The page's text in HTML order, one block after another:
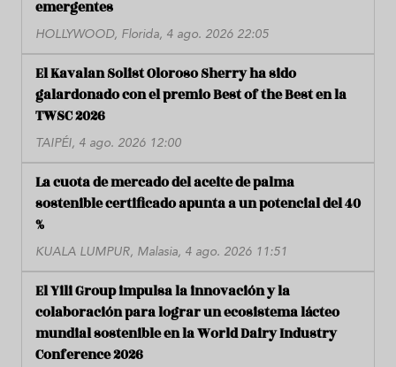
emergentes
HOLLYWOOD, Florida, 4 ago. 2026 22:05
El Kavalan Solist Oloroso Sherry ha sido
galardonado con el premio Best of the Best en la
TWSC 2026
TAIPÉI, 4 ago. 2026 12:00
La cuota de mercado del aceite de palma
sostenible certificado apunta a un potencial del 40
%
KUALA LUMPUR, Malasia, 4 ago. 2026 11:51
El Yili Group impulsa la innovación y la
colaboración para lograr un ecosistema lácteo
mundial sostenible en la World Dairy Industry
Conference 2026